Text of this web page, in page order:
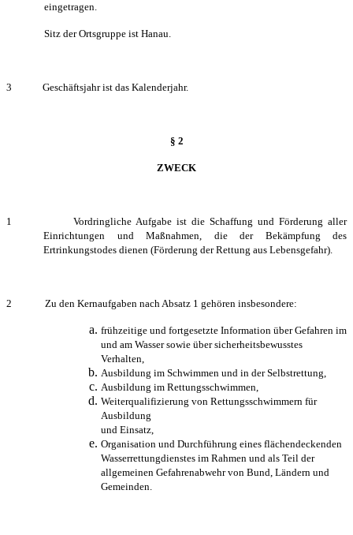
eingetragen.
Sitz der Ortsgruppe ist Hanau.
3 Geschäftsjahr ist das Kalenderjahr.
§ 2
ZWECK
1 Vordringliche Aufgabe ist die Schaffung und Förderung aller
Einrichtungen und Maßnahmen, die der Bekämpfung des
Ertrinkungstodes dienen (Förderung der Rettung aus Lebensgefahr).
2 Zu den Kernaufgaben nach Absatz 1 gehören insbesondere:
frühzeitige und fortgesetzte Information über Gefahren im
und am Wasser sowie über sicherheitsbewusstes
Verhalten,
Ausbildung im Schwimmen und in der Selbstrettung,
Ausbildung im Rettungsschwimmen,
Weiterqualifizierung von Rettungsschwimmern für
Ausbildung
und Einsatz,
Organisation und Durchführung eines flächendeckenden
Wasserrettungdienstes im Rahmen und als Teil der
allgemeinen Gefahrenabwehr von Bund, Ländern und
Gemeinden.